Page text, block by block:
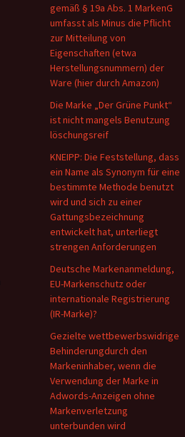
gemäß § 19a Abs. 1 MarkenG
umfasst als Minus die Pflicht
zur Mitteilung von
Eigenschaften (etwa
Herstellungsnummern) der
Ware (hier durch Amazon)
Die Marke „Der Grüne Punkt“
ist nicht mangels Benutzung
löschungsreif
KNEIPP: Die Feststellung, dass
ein Name als Synonym für eine
bestimmte Methode benutzt
wird und sich zu einer
Gattungsbezeichnung
entwickelt hat, unterliegt
strengen Anforderungen
Deutsche Markenanmeldung,
EU-Markenschutz oder
internationale Registrierung
(IR-Marke)?
Gezielte wettbewerbswidrige
Behinderungdurch den
Markeninhaber, wenn die
Verwendung der Marke in
Adwords-Anzeigen ohne
Markenverletzung
unterbunden wird